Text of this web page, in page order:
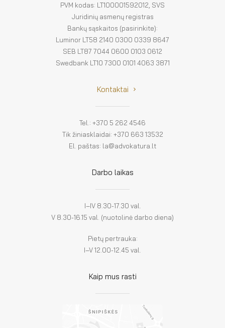
PVM kodas: LT100001592012, SVS
Juridinių asmenų registras
Bankų sąskaitos (pasirinkite):
Luminor LT58 2140 0300 0339 8647
SEB LT87 7044 0600 0103 0612
Swedbank LT10 7300 0101 4063 3871
Kontaktai
Tel.: +370 5 262 4546
Tik žiniasklaidai: +370 663 13532
El. paštas: la@advokatura.lt
Darbo laikas
I–IV 8.30-17.30 val.
V 8.30-16.15 val. (nuotolinė darbo diena)
Pietų pertrauka:
I–V 12.00-12.45 val.
Kaip mus rasti